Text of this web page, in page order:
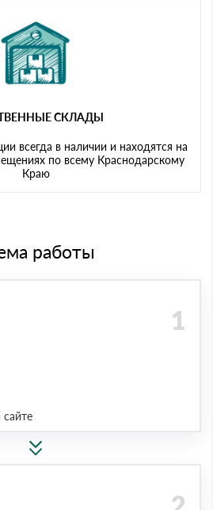
СКЛАДЫ
всегда в наличии и находятся на
по всему Краснодарскому
Краю
работы
сайте